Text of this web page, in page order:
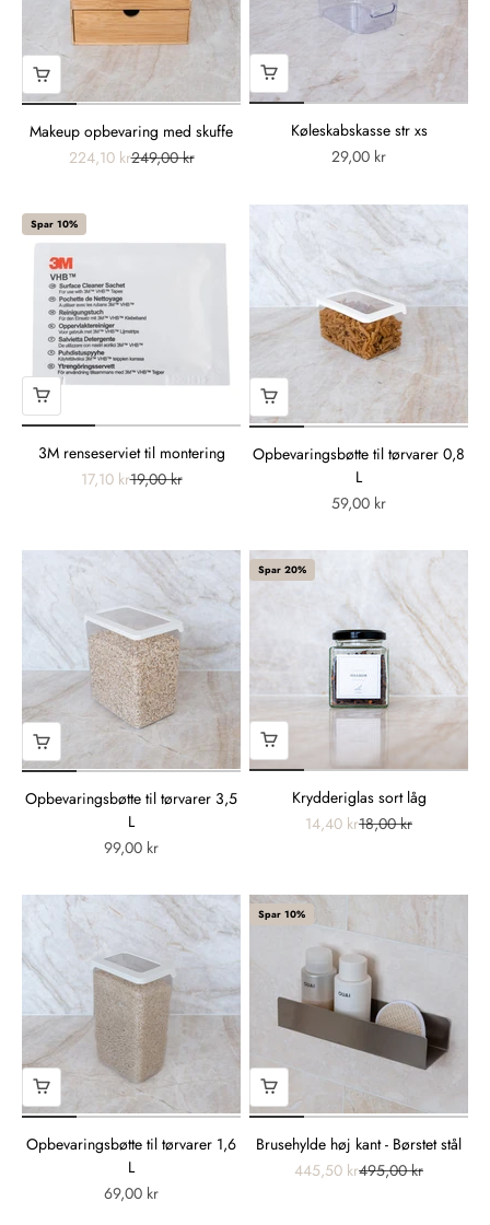
Makeup opbevaring med skuffe
224,10 kr249,00 kr
Køleskabskasse str xs
29,00 kr
Spar 10%
3M renseserviet til montering
17,10 kr19,00 kr
Opbevaringsbøtte til tørvarer 0,8
L
59,00 kr
Opbevaringsbøtte til tørvarer 3,5
L
99,00 kr
Spar 20%
Krydderiglas sort låg
14,40 kr18,00 kr
Opbevaringsbøtte til tørvarer 1,6
L
69,00 kr
Spar 10%
Brusehylde høj kant - Børstet stål
445,50 kr495,00 kr